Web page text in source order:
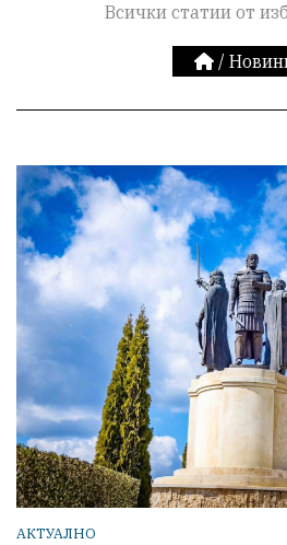
Всички статии от
/
АКТУАЛНО